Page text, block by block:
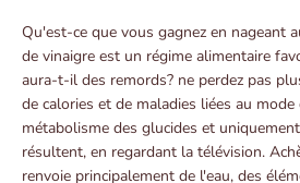
Qu'est-ce que vous gagnez en nageant
de vinaigre est un régime alimentaire
aura-t-il des remords? ne perdez pas
de calories et de maladies liées au
métabolisme des glucides et
résultent, en regardant la télévision.
renvoie principalement de l'eau, des